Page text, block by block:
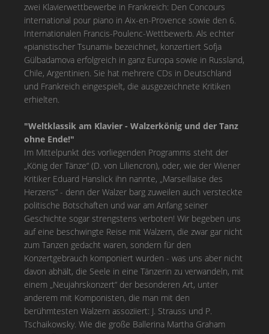
zwei Klavierwettbewerbe in Frankreich: Den Concours
international pour piano in Aix-en-Provence sowie den 6.
Internationalen Francis-Poulenc-Wettbewerb. Als echter
«pianistischer Tsunami» bezeichnet, konzertiert Sofja
Gülbadamova erfolgreich in ganz Europa sowie in Russland,
Chile, Argentinien. Sie hat mehrere CDs in Deutschland
und Frankreich eingespielt, die ausgezeichnete Kritiken
erhielten.
"Weltklassik am Klavier - Walzerkönig und der Tanz
ohne Ende!"
Im Mittelpunkt des vorliegenden Programms steht der
„König der Tänze“ (D. von Liliencron), oder, wie der Wiener
Kritiker Eduard Hanslick ihn nannte, „Marseillaise des
Herzens“ - denn der Walzer barg zuweilen auch versteckte
politische Botschaften und war am Anfang seiner
Geschichte sogar strengstens verboten! Wir begeben uns
auf eine beschwingte Reise mit Walzern, die zwar gar nicht
zum Tanzen gedacht waren, sondern für den
Konzertgebrauch komponiert wurden - was uns aber nicht
davon abhält, die Seele in eine Tänzerin zu verwandeln, mit
einem „Neujahrskonzert“ der besonderen Art, unter
anderem mit Komponisten, die man mit den
berühmtesten Walzern assoziiert: J. Strauss und P.
Tschaikowsky. Wie die große Ballerina Martha Graham